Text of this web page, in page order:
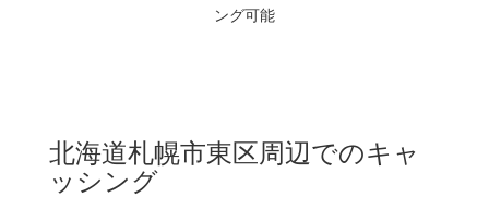
ング可能
北海道札幌市東区周辺でのキャ
ッシング